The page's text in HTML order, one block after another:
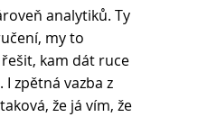
analytiků. Ty
my to
kam dát ruce
zpětná vazba z
že já vím, že